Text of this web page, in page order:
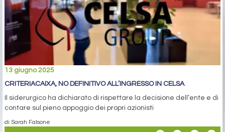
13 giugno 2025
CRITERIACAIXA, NO DEFINITIVO ALL’INGRESSO IN CELSA
Il siderurgico ha dichiarato di rispettare la decisione dell’ente e di
contare sul pieno appoggio dei propri azionisti
di Sarah Falsone